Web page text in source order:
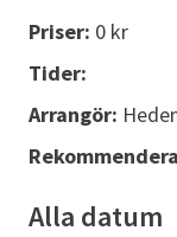
Priser: 0 kr
Tider:
Arrangör:
Alla datum